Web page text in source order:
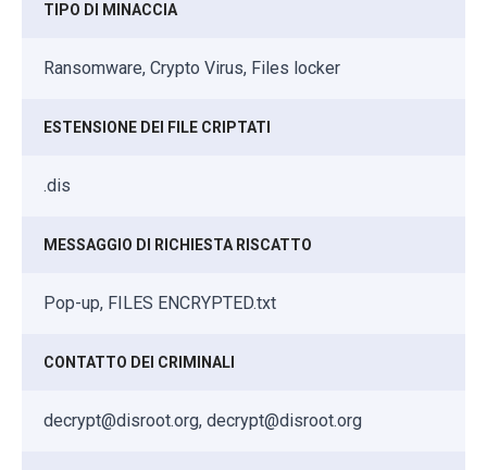
TIPO DI MINACCIA
Ransomware, Crypto Virus, Files locker
ESTENSIONE DEI FILE CRIPTATI
.dis
MESSAGGIO DI RICHIESTA RISCATTO
Pop-up, FILES ENCRYPTED.txt
CONTATTO DEI CRIMINALI
decrypt@disroot.org, decrypt@disroot.org